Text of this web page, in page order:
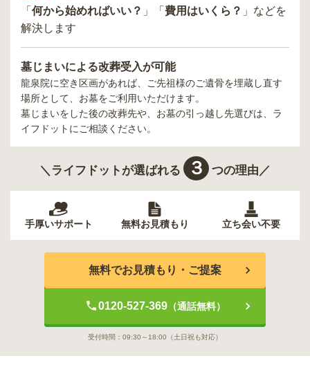
「 何から始めればいい？ 」「 費用はいくら？ 」などを
解決します
墓じまいによる改葬受入が可能
龍泉院に空き区画があれば、ご先祖様のご遺骨を埋蔵し直す
場所として、お墓をご利用いただけます。
墓じまいをした後の改葬先や、お墓の引っ越し先選びは、ラ
イフドットにご相談ください。
＼ライフドットが選ばれる ３ つの理由／
手厚いサポート 無料お見積もり 立ち会い不要
無料でお見積もり・ご提案
0120-527-369（通話無料）
受付時間： 09:30～18:00 （土日祝も対応）